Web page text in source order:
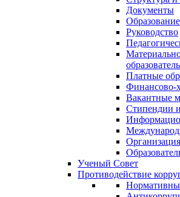
Документы
Образование
Руководство
Платные
Финансово-
Вакантные
Стипендии
Ученый Совет
Противодействие